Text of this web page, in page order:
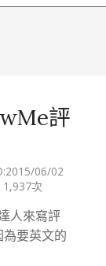
評
2015/06/02
次
人來寫評
要英文的